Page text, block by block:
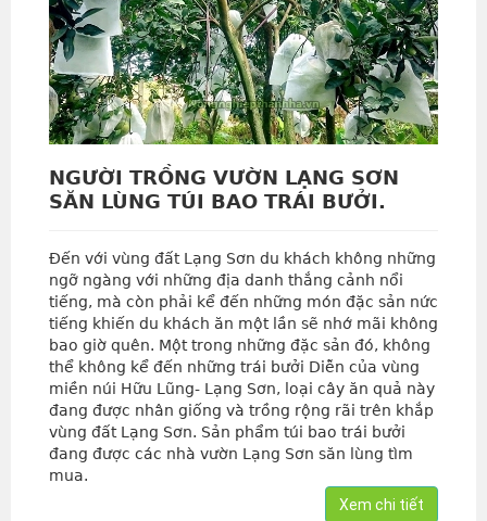
NGƯỜI TRỒNG VƯỜN LẠNG SƠN
SĂN LÙNG TÚI BAO TRÁI BƯỞI.
Đến với vùng đất Lạng Sơn du khách không những
ngỡ ngàng với những địa danh thắng cảnh nổi
tiếng, mà còn phải kể đến những món đặc sản nức
tiếng khiến du khách ăn một lần sẽ nhớ mãi không
bao giờ quên. Một trong những đặc sản đó, không
thể không kể đến những trái bưởi Diễn của vùng
miền núi Hữu Lũng- Lạng Sơn, loại cây ăn quả này
đang được nhân giống và trồng rộng rãi trên khắp
vùng đất Lạng Sơn. Sản phẩm túi bao trái bưởi
đang được các nhà vườn Lạng Sơn săn lùng tìm
mua.
Xem chi tiết